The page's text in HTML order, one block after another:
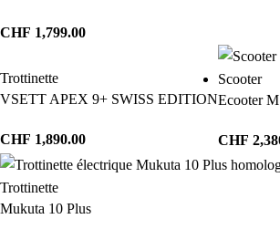
CHF 1,799.00
Trottinette
VSETT APEX 9+ SWISS EDITION
CHF 1,890.00
Scooter
Ecooter
CHF
Trottinette
Mukuta 10 Plus